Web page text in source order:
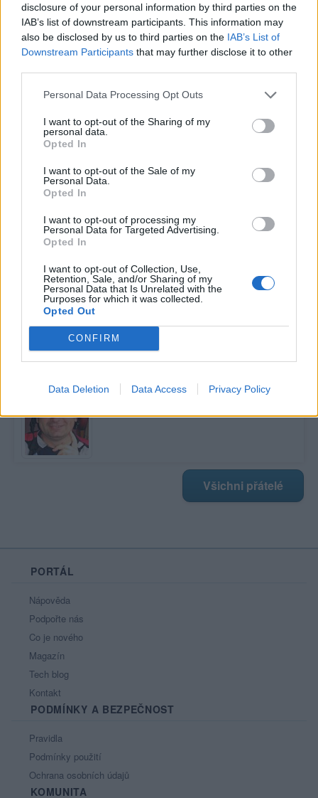
disclosure of your personal information by third parties on the
IAB’s list of downstream participants. This information may
also be disclosed by us to third parties on the IAB’s List of
Downstream Participants that may further disclose it to other
Personal Data Processing Opt Outs
I want to opt-out of the Sharing of my
personal data.
Opted In
I want to opt-out of the Sale of my
Personal Data.
Opted In
I want to opt-out of processing my
Personal Data for Targeted Advertising.
Opted In
I want to opt-out of Collection, Use,
Retention, Sale, and/or Sharing of my
Personal Data that Is Unrelated with the
Purposes for which it was collected.
Opted Out
CONFIRM
Data Deletion Data Access Privacy Policy
Informace o profilu a chatu
Registrace od : 18.06.2023 06:17
Online
: Není nikde online
Naposledy aktivní: 12.04.2026 07:07
Prochatováno: 5.88 hod.
Počet přátel
: 1
Profil zobrazen : 551x
Líbí se:0
Oblibené místnosti
Sledované diskuze
Poslední 3 příspěvky na mé zdi
Nemá žádné příspěvky
Zobrazit celou mou zeď
Moji nejnovější přátelé
Kamarád:
Malycmelacek
Říká o mně:
Všichni přátelé
PORTÁL
Nápověda
Podpořte nás
Co je nového
Magazín
Tech blog
Kontakt
PODMÍNKY A BEZPEČNOST
Pravidla
Podmínky použití
Ochrana osobních údajů
KOMUNITA